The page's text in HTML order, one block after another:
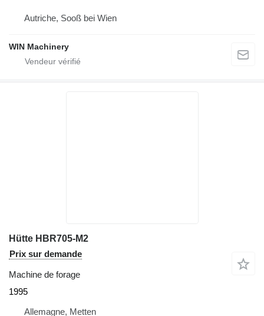
Autriche, Sooß bei Wien
WIN Machinery
Hütte HBR705-M2
Prix sur demande
Machine de forage
1995
Allemagne, Metten